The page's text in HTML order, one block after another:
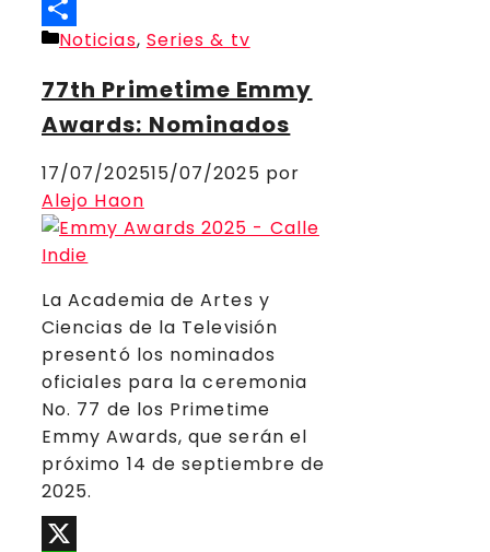
Threads
Compartir
Categorías
Noticias, Series & tv
77th Primetime Emmy
Awards: Nominados
17/07/202515/07/2025 por
Alejo Haon
La Academia de Artes y
Ciencias de la Televisión
presentó los nominados
oficiales para la ceremonia
No. 77 de los Primetime
Emmy Awards, que serán el
próximo 14 de septiembre de
2025.